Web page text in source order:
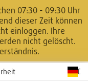
07:30 - 09:30 Uhr
dieser Zeit können
einloggen. Ihre
nicht gelöscht.